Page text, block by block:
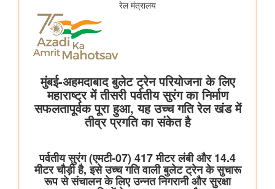
विभाग-संबंधित विज्ञान तथा प्रौद्योगिकी, पर्यावरण, वन और जलवायु परिवर्तन
संबंधी संसदीय स्थायी समिति की 413-415वीं रिपोर्ट पर प्रेस विज्ञप्ति
स्वास्थ्य और परिवार कल्याण संबंधी संसदीय स्थायी समिति की 175वीं, 176
वीं, 177 वीं रिपोर्ट पर प्रेस विज्ञप्ति
प्रेस विज्ञप्ति
राज्यसभा के सभापति द्वारा ऐतिहासिक भारत छोड़ो आंदोलन की 84वीं वर्षगांठ
पर दिए गए भाषण का मूल पाठ
लद्दाख में ऊंचाई पर औषधीय पौधे
आयुर्वेद पर्यटन के लिए केरल एक वैश्विक केंद्र के रूप में